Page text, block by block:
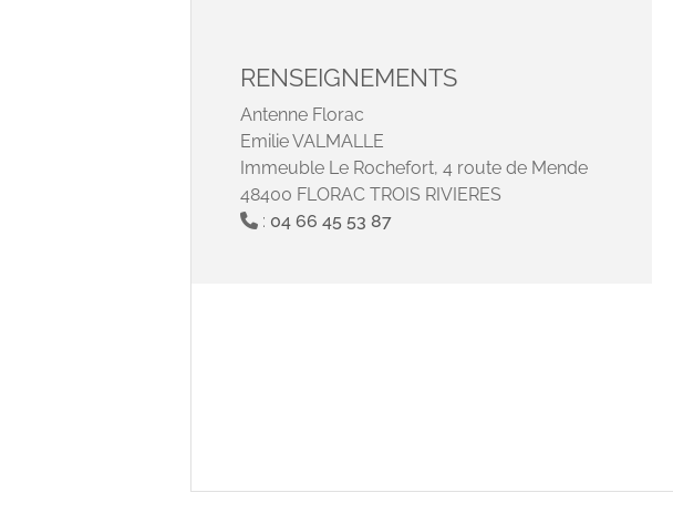
RENSEIGNEMENTS
Antenne Florac
Emilie VALMALLE
Immeuble Le Rochefort, 4 route de Mende
48400 FLORAC TROIS RIVIERES
: 04 66 45 53 87